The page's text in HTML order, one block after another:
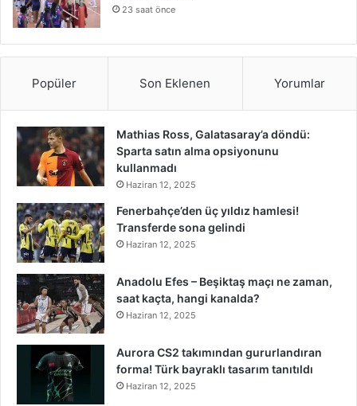
23 saat önce
Popüler Son Eklenen Yorumlar
Mathias Ross, Galatasaray’a döndü:
Sparta satın alma opsiyonunu
kullanmadı
Haziran 12, 2025
Fenerbahçe’den üç yıldız hamlesi!
Transferde sona gelindi
Haziran 12, 2025
Anadolu Efes – Beşiktaş maçı ne zaman,
saat kaçta, hangi kanalda?
Haziran 12, 2025
Aurora CS2 takımından gururlandıran
forma! Türk bayraklı tasarım tanıtıldı
Haziran 12, 2025